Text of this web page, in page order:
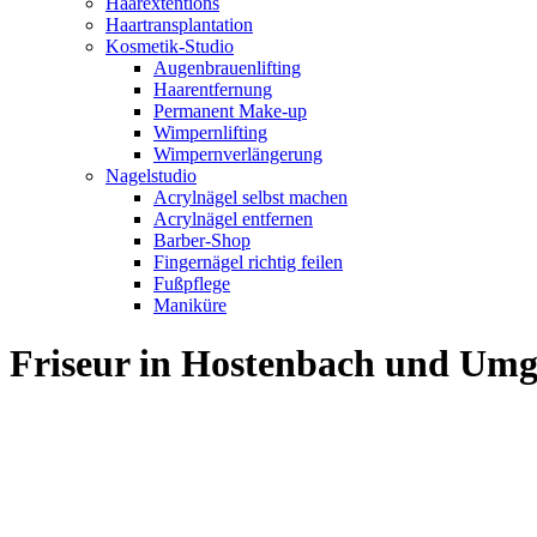
Haartransplantation
Kosmetik-Studio
Augenbrauenlifting
Haarentfernung
Permanent Make-up
Wimpernlifting
Wimpernverlängerung
Nagelstudio
Acrylnägel selbst machen
Acrylnägel entfernen
Barber-Shop
Fingernägel richtig feilen
Fußpflege
Maniküre
Friseur in Hostenbach und